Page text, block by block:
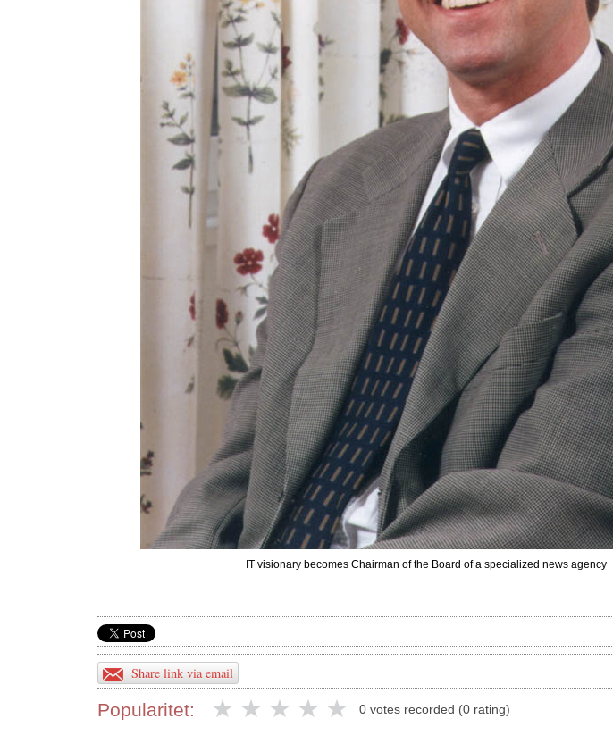
IT visionary becomes Chairman of the Board of a specialized news agency
Share link via email
Popularitet: 0 votes recorded (0 rating)